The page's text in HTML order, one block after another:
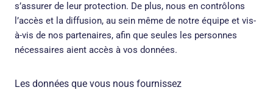
s’assurer de leur protection. De plus, nous en contrôlons
l’accès et la diffusion, au sein même de notre équipe et vis-
à-vis de nos partenaires, afin que seules les personnes
nécessaires aient accès à vos données.
Les données que vous nous fournissez